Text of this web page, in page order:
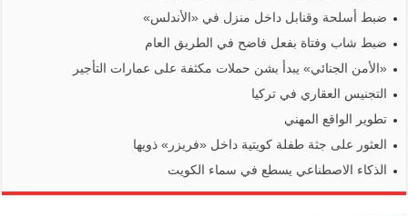
ضبط أسلحة وقنابل داخل منزل في «الأندلس»
ضبط شاب وفتاة بفعل فاضح في الطريق العام
«الأمن الجنائي» يبدأ بشن حملات مكثفة على عمارات التأجير
التجنيس العقاري في تركيا
تطوير الواقع المهني
العثور على جثة طفلة كويتية داخل «فريزر» ذويها
الذكاء الاصطناعي يسطع في سماء الكويت